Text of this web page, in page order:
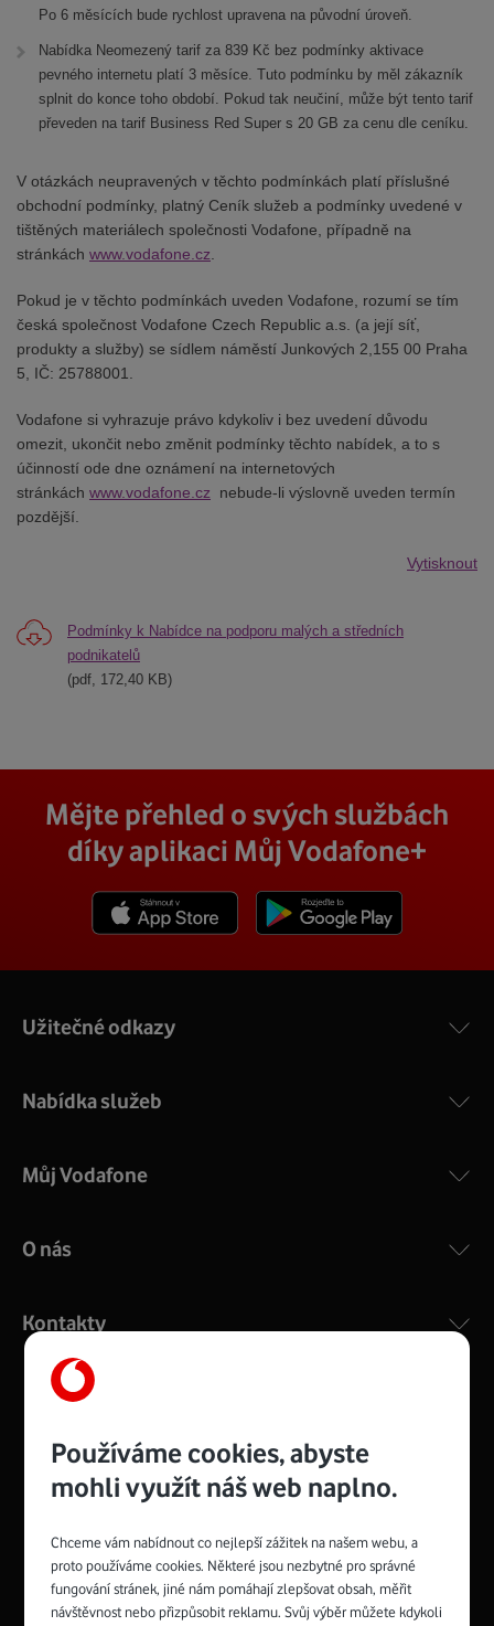
Po 6 měsících bude rychlost upravena na původní úroveň.
Nabídka Neomezený tarif za 839 Kč bez podmínky aktivace
pevného internetu platí 3 měsíce. Tuto podmínku by měl zákazník
splnit do konce toho období. Pokud tak neučiní, může být tento tarif
převeden na tarif Business Red Super s 20 GB za cenu dle ceníku.
V otázkách neupravených v těchto podmínkách platí příslušné
obchodní podmínky, platný Ceník služeb a podmínky uvedené v
tištěných materiálech společnosti Vodafone, případně na
stránkách www.vodafone.cz
Pokud je v těchto podmínkách uveden Vodafone, rozumí se tím
česká společnost Vodafone Czech Republic a.s. (a její síť,
produkty a služby) se sídlem náměstí Junkových 2,155 00 Praha
5, IČ: 25788001.
Vodafone si vyhrazuje právo kdykoliv i bez uvedení důvodu
omezit, ukončit nebo změnit podmínky těchto nabídek, a to s
účinností ode dne oznámení na internetových
stránkách www.vodafone.cz nebude-li výslovně uveden termín
pozdější.
Vytisknout
Podmínky k Nabídce na podporu malých a středních
podnikatelů
(pdf, 172,40 KB)
Mějte přehled o svých službách
díky aplikaci Můj Vodafone+
Spojte se s Vodafonem
Facebook
X
InstagramYoutubeVodafoneLinkedIn
Užitečné odkazy
Nabídka služeb
Můj Vodafone
O nás
Kontakty
Management
and
consultancy
Recruitment
Academy
logo
Top
odpovědná
roku
2024
Platinové
ocenění
EcoVadis
2025
Award
má
První
zelenou
síť
Používáme cookies, abyste
mohli využít náš web naplno.
Chceme vám nabídnout co nejlepší zážitek na našem webu, a
proto používáme cookies. Některé jsou nezbytné pro správné
fungování stránek, jiné nám pomáhají zlepšovat obsah, měřit
návštěvnost nebo přizpůsobit reklamu. Svůj výběr můžete kdykoli